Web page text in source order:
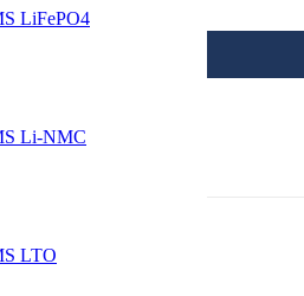
LiFePO4
Li-NMC
LTO